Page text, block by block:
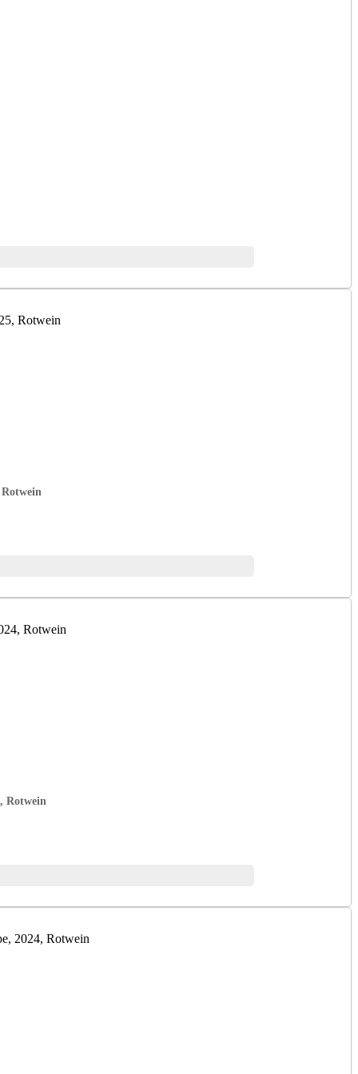
Rotwein